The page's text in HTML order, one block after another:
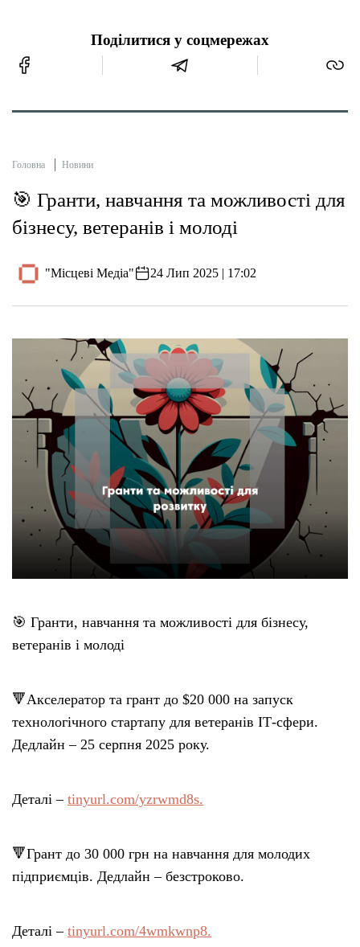
Поділитися у соцмережах
Головна Новини
🎯 Гранти, навчання та можливості для
бізнесу, ветеранів і молоді
"Місцеві Медіа" 24 Лип 2025 | 17:02
🎯 Гранти, навчання та можливості для бізнесу,
ветеранів і молоді
🔻Акселератор та грант до $20 000 на запуск
технологічного стартапу для ветеранів ІТ-сфери.
Дедлайн – 25 серпня 2025 року.
Деталі – tinyurl.com/yzrwmd8s.
🔻Грант до 30 000 грн на навчання для молодих
підприємців. Дедлайн – безстроково.
Деталі – tinyurl.com/4wmkwnp8.